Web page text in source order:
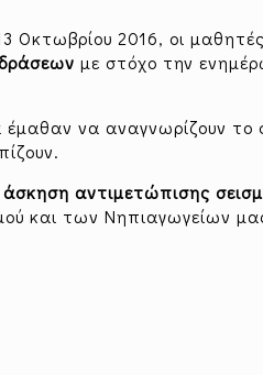
2016, οι
με στόχο την
να αναγνωρίζουν το
άσκηση αντιμετώπισης
και των Νηπιαγωγείων